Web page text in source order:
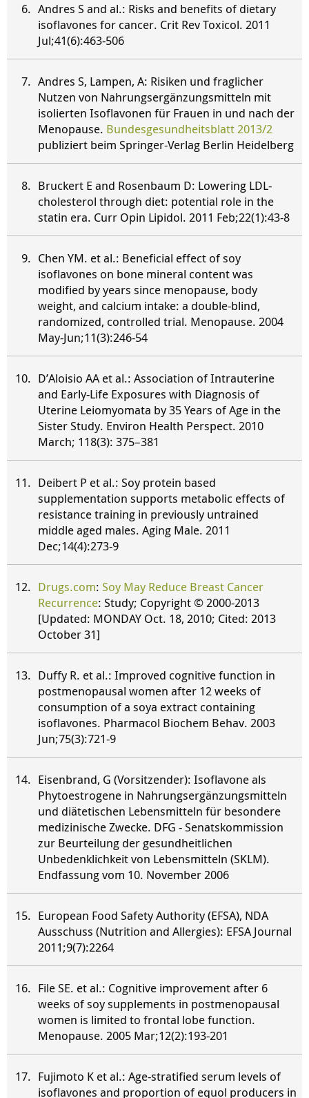
Andres S and al.: Risks and benefits of dietary
isoflavones for cancer. Crit Rev Toxicol. 2011
Jul;41(6):463-506
Andres S, Lampen, A: Risiken und fraglicher
Nutzen von Nahrungsergänzungsmitteln mit
isolierten Isoflavonen für Frauen in und nach der
Menopause. Bundesgesundheitsblatt 2013/2
publiziert beim Springer-Verlag Berlin Heidelberg
Bruckert E and Rosenbaum D: Lowering LDL-
cholesterol through diet: potential role in the
statin era. Curr Opin Lipidol. 2011 Feb;22(1):43-8
Chen YM. et al.: Beneficial effect of soy
isoflavones on bone mineral content was
modified by years since menopause, body
weight, and calcium intake: a double-blind,
randomized, controlled trial. Menopause. 2004
May-Jun;11(3):246-54
D’Aloisio AA et al.: Association of Intrauterine
and Early-Life Exposures with Diagnosis of
Uterine Leiomyomata by 35 Years of Age in the
Sister Study. Environ Health Perspect. 2010
March; 118(3): 375–381
Deibert P et al.: Soy protein based
supplementation supports metabolic effects of
resistance training in previously untrained
middle aged males. Aging Male. 2011
Dec;14(4):273-9
Drugs.com: Soy May Reduce Breast Cancer
Recurrence: Study; Copyright © 2000-2013
[Updated: MONDAY Oct. 18, 2010; Cited: 2013
October 31]
Duffy R. et al.: Improved cognitive function in
postmenopausal women after 12 weeks of
consumption of a soya extract containing
isoflavones. Pharmacol Biochem Behav. 2003
Jun;75(3):721-9
Eisenbrand, G (Vorsitzender): Isoflavone als
Phytoestrogene in Nahrungsergänzungsmitteln
und diätetischen Lebensmitteln für besondere
medizinische Zwecke. DFG - Senatskommission
zur Beurteilung der gesundheitlichen
Unbedenklichkeit von Lebensmitteln (SKLM).
Endfassung vom 10. November 2006
European Food Safety Authority (EFSA), NDA
Ausschuss (Nutrition and Allergies): EFSA Journal
2011;9(7):2264
File SE. et al.: Cognitive improvement after 6
weeks of soy supplements in postmenopausal
women is limited to frontal lobe function.
Menopause. 2005 Mar;12(2):193-201
Fujimoto K et al.: Age-stratified serum levels of
isoflavones and proportion of equol producers in